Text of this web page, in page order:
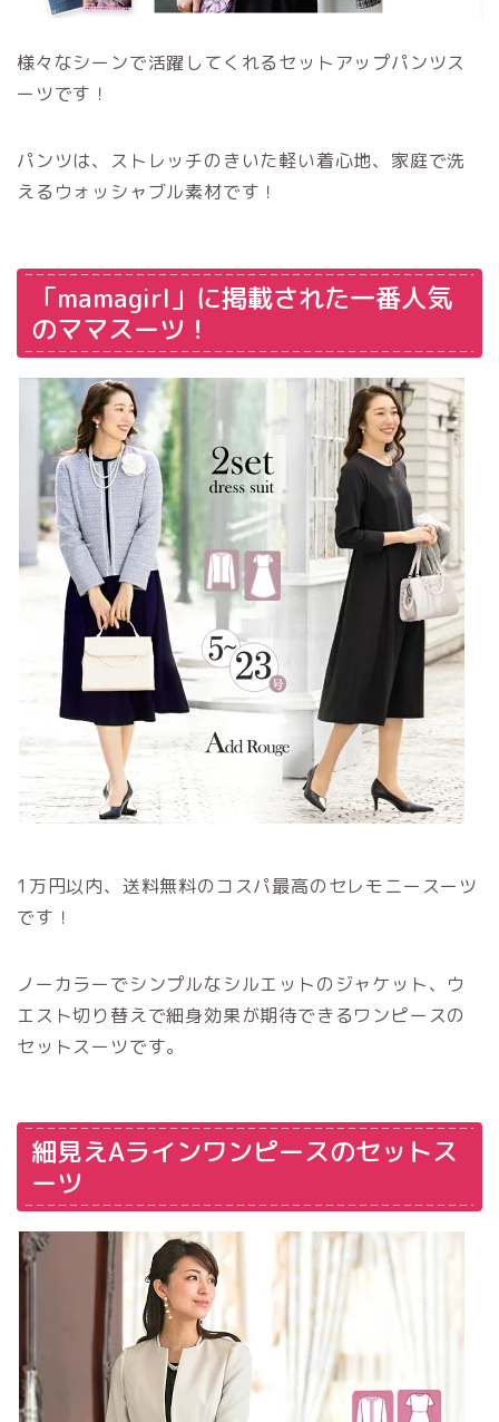
様々なシーンで活躍してくれるセットアップパンツス
ーツです！
パンツは、ストレッチのきいた軽い着心地、家庭で洗
えるウォッシャブル素材です！
「mamagirl」に掲載された一番人気
のママスーツ！
1万円以内、送料無料のコスパ最高のセレモニースーツ
です！
ノーカラーでシンプルなシルエットのジャケット、ウ
エスト切り替えで細身効果が期待できるワンピースの
セットスーツです。
細見えAラインワンピースのセットス
ーツ